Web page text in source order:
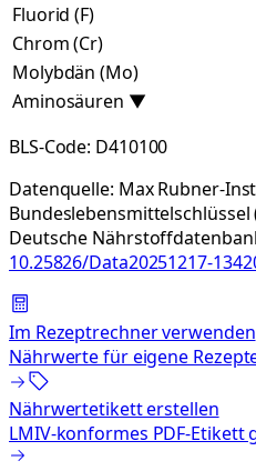
Fluorid (F)
Chrom (Cr)
Molybdän (Mo)
Aminosäuren ▼
BLS-Code: D410100
Datenquelle: Max Rubner-
Bundeslebensmittelschlüssel
Deutsche
10.25826/Data20251217-
Im Rezeptrechner verwenden
Nährwerte für eigene
Nährwertetikett erstellen
LMIV-konformes PDF-Etikett